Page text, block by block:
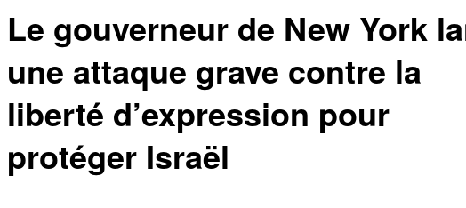
Le gouverneur de New York
une attaque grave contre la
liberté d’expression pour
protéger Israël